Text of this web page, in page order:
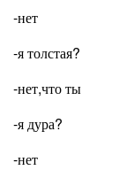
-нет
-я толстая?
-нет,что ты
-я дура?
-нет